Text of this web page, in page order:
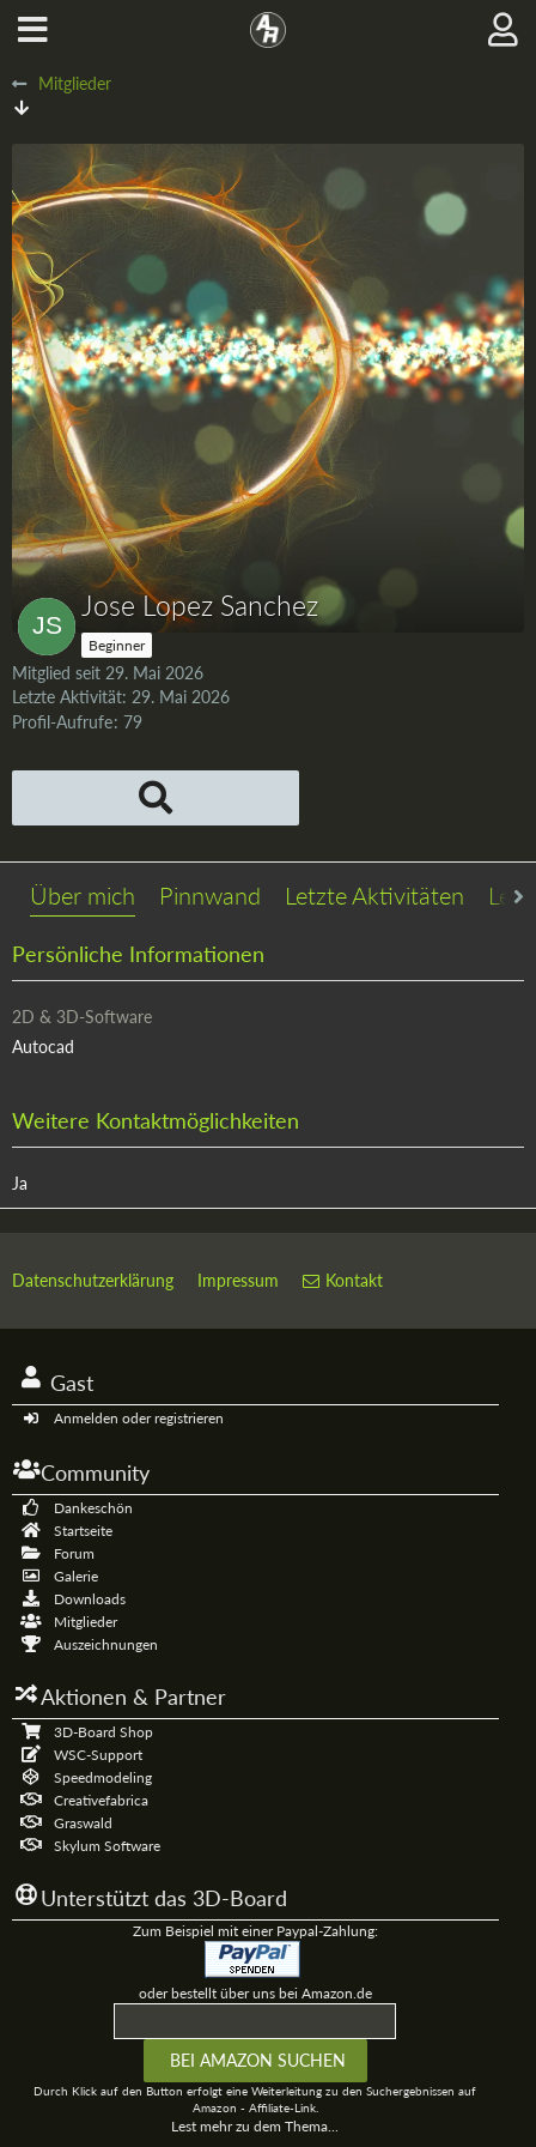
Mitglieder
Jose Lopez Sanchez
Beginner
Mitglied seit 29. Mai 2026
Letzte Aktivität: 29. Mai 2026
Profil-Aufrufe 79
Über mich Pinnwand Letzte Aktivitäten
Persönliche Informationen
2D & 3D-Software
Autocad
Weitere Kontaktmöglichkeiten
Ja
Datenschutzerklärung Impressum Kontakt
Gast
Anmelden oder registrieren
Community
Dankeschön
Startseite
Forum
Galerie
Downloads
Mitglieder
Auszeichnungen
Aktionen & Partner
3D-Board Shop
WSC-Support
Speedmodeling
Creativefabrica
Graswald
Skylum Software
Unterstützt das 3D-Board
Zum Beispiel mit einer Paypal-Zahlung:
oder bestellt über uns bei Amazon.de
Durch Klick auf den Button erfolgt eine Weiterleitung zu den Suchergebnissen auf
Amazon - Affiliate-Link.
Lest mehr zu dem Thema...